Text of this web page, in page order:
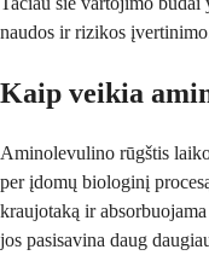
naudos ir rizikos
Kaip veikia
Aminolevulino rūgštis
per įdomų biologinį
kraujotaką ir
jos pasisavina daug